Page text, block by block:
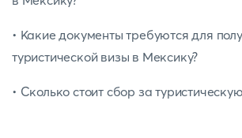
• Какие документы требуются для
туристической визы в Мексику?
• Сколько стоит сбор за